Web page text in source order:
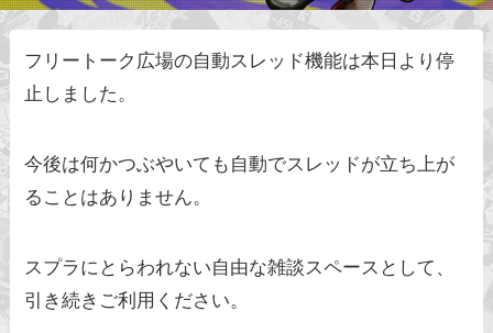
フリートーク広場の自動スレッド機能は本日より停
止しました。
今後は何かつぶやいても自動でスレッドが立ち上が
ることはありません。
スプラにとらわれない自由な雑談スペースとして、
引き続きご利用ください。